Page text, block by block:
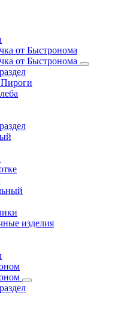
от Быстронома
от Быстронома
изделия